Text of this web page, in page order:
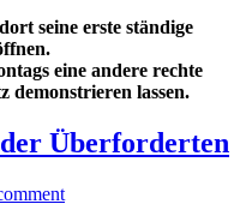
seine erste ständige
eine andere rechte
demonstrieren lassen.
Überforderten